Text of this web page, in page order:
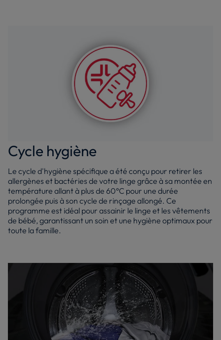
Cycle hygiène
Le cycle d'hygiène spécifique a été conçu pour retirer les
allergènes et bactéries de votre linge grâce à sa montée en
température allant à plus de 60°C pour une durée
prolongée puis à son cycle de rinçage allongé. Ce
programme est idéal pour assainir le linge et les vêtements
de bébé, garantissant un soin et une hygiène optimaux pour
toute la famille.